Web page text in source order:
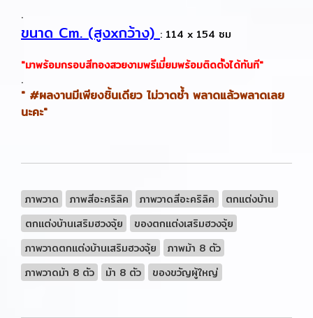
.
ขนาด Cm. (สูงxกว้าง) : 114 x 154 ซม
"มาพร้อมกรอบสีทองสวยงามพรีเมี่ยมพร้อมติดตั้งได้ทันที"
.
" #ผลงานมีเพียงชิ้นเดียว ไม่วาดซ้ำ พลาดแล้วพลาดเลย
นะคะ"
ภาพวาด ภาพสีอะคริลิค ภาพวาดสีอะคริลิค
ตกแต่งบ้าน
ตกแต่งบ้านเสริมฮวงจุ้ย
ของตกแต่งเสริมฮวงจุ้ย
ภาพวาดตกแต่งบ้านเสริมฮวงจุ้ย
ภาพม้า 8 ตัว
ภาพวาดม้า 8 ตัว
ม้า 8 ตัว ของขวัญผู้ใหญ่